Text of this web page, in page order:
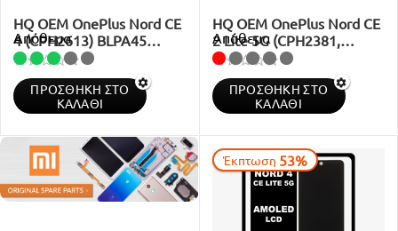
HQ OEM OnePlus Nord CE
4 (CPH2613) BLPA45
Battery Li-Ion 5500 mAh
Bulk
Απόθεμα
ΠΡΟΣΘΉΚΗ ΣΤΟ
ΚΑΛΆΘΙ
HQ OEM OnePlus Nord CE
2 Lite 5G (CPH2381,
CPH2409) BLP927 Battery
Li-Ion 5000 mAh Bulk
Απόθεμα
ΠΡΟΣΘΉΚΗ ΣΤΟ
ΚΑΛΆΘΙ
Έκπτωση 53%